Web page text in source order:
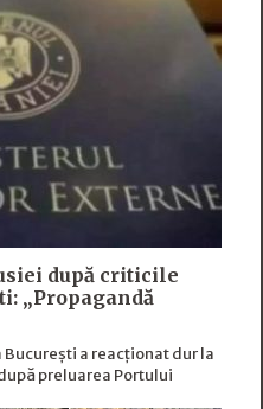
după criticile
„Propagandă
a reacționat dur la
preluarea Portului